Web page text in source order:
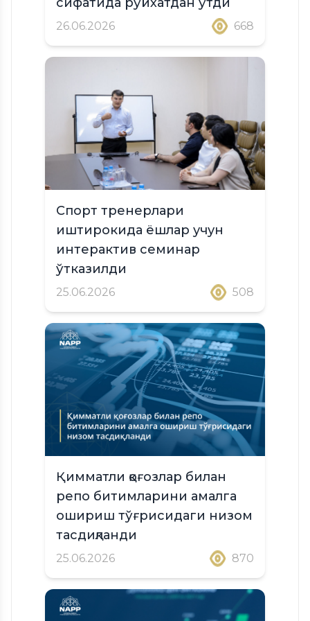
26.06.2026 668
Спорт тренерлари
иштирокида ёшлар учун
интерактив семинар
ўтказилди
25.06.2026 508
Қимматли қоғозлар билан
репо битимларини амалга
ошириш тўғрисидаги низом
тасдиқланди
25.06.2026 870